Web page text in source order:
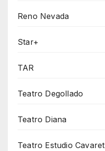
Reno Nevada
Star+
TAR
Teatro Degollado
Teatro Diana
Teatro Estudio Cavaret